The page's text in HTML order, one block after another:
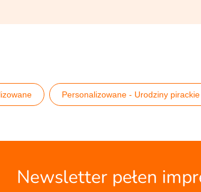
Personalizowane - Urodziny pirackie
Newsletter pełen